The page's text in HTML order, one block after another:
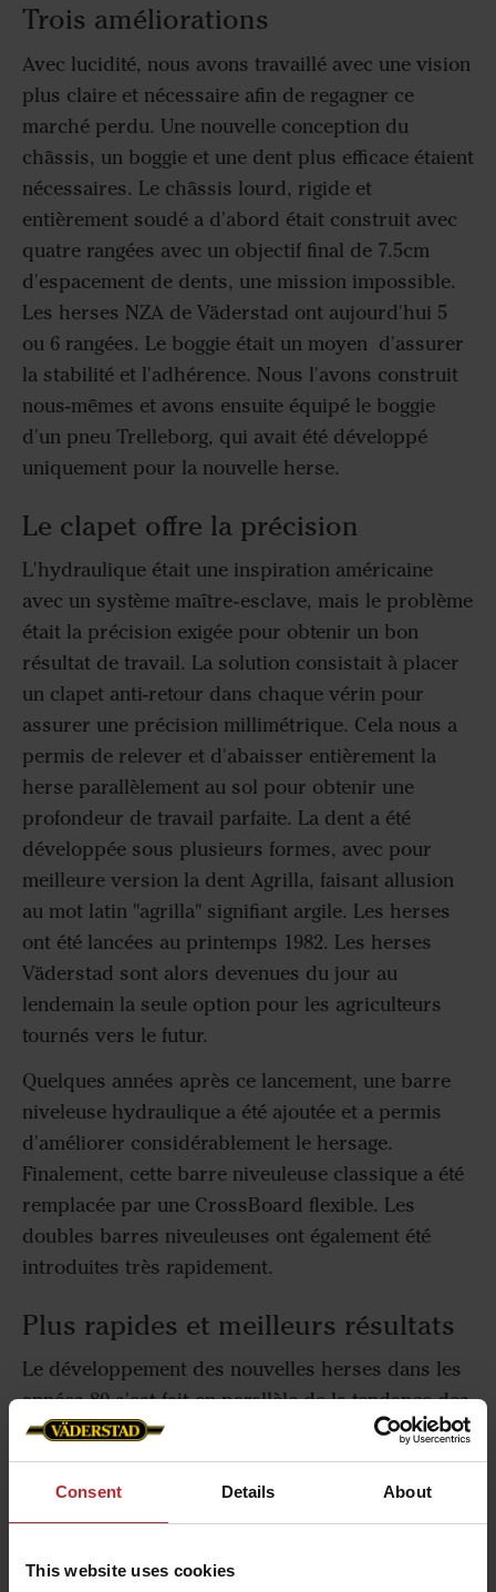
Consent Details About
This website uses cookies
Trois améliorations
Avec lucidité, nous avons travaillé avec une vision
plus claire et nécessaire afin de regagner ce
marché perdu. Une nouvelle conception du
châssis, un boggie et une dent plus efficace étaient
nécessaires. Le châssis lourd, rigide et
entièrement soudé a d'abord était construit avec
quatre rangées avec un objectif final de 7.5cm
d'espacement de dents, une mission impossible.
Les herses NZA de Väderstad ont aujourd'hui 5
ou 6 rangées. Le boggie était un moyen d'assurer
la stabilité et l'adhérence. Nous l'avons construit
nous-mêmes et avons ensuite équipé le boggie
d'un pneu Trelleborg, qui avait été développé
uniquement pour la nouvelle herse.
Le clapet offre la précision
L'hydraulique était une inspiration américaine
avec un système maître-esclave, mais le problème
était la précision exigée pour obtenir un bon
résultat de travail. La solution consistait à placer
un clapet anti-retour dans chaque vérin pour
assurer une précision millimétrique. Cela nous a
permis de relever et d'abaisser entièrement la
herse parallèlement au sol pour obtenir une
profondeur de travail parfaite. La dent a été
développée sous plusieurs formes, avec pour
meilleure version la dent Agrilla, faisant allusion
au mot latin "agrilla" signifiant argile. Les herses
ont été lancées au printemps 1982. Les herses
Väderstad sont alors devenues du jour au
lendemain la seule option pour les agriculteurs
tournés vers le futur.
Quelques années après ce lancement, une barre
niveleuse hydraulique a été ajoutée et a permis
d'améliorer considérablement le hersage.
Finalement, cette barre niveuleuse classique a été
remplacée par une CrossBoard flexible. Les
doubles barres niveuleuses ont également été
introduites très rapidement.
Plus rapides et meilleurs résultats
Le développement des nouvelles herses dans les
années 80 s'est fait en parallèle de la tendance des
tracteurs plus gros et à une augmentation de la
taille des exploitations en Suède. La herse
Väderstad était bien adaptée à cette logistique. Un
boggie et un châssis beaucoup plus robuste